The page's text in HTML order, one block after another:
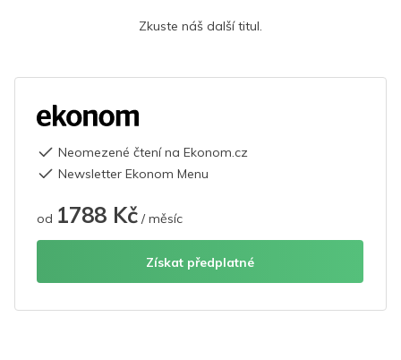
Zkuste náš další titul.
Neomezené čtení na Ekonom.cz
Newsletter Ekonom Menu
od 1788 Kč / měsíc
Získat předplatné